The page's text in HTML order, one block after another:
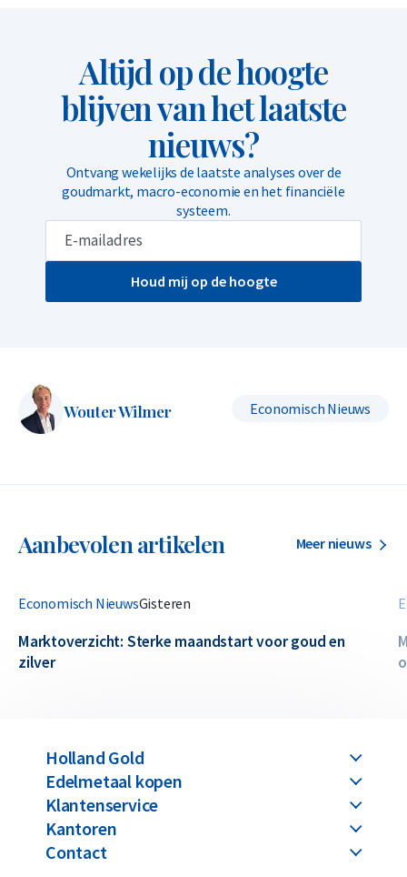
Altijd op de hoogte
blijven van het laatste
nieuws?
Ontvang wekelijks de laatste analyses over de
goudmarkt, macro-economie en het financiële
systeem.
Houd mij op de hoogte
Wouter Wilmer Economisch Nieuws
Aanbevolen artikelen Meer nieuws
Economisch NieuwsGisteren
Marktoverzicht: Sterke maandstart voor goud en
zilver
Holland Gold
Edelmetaal kopen
Klantenservice
Kantoren
Contact